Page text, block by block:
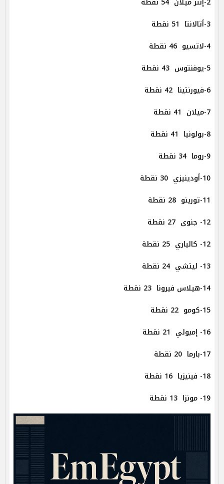
3-أتالانتا 51 نقطة
4-لاتسيو 46 نقطة
5-يوفنتوس 43 نقطة
6-فيورنتينا 42 نقطة
7-ميلان 41 نقطة
8-بولونيا 41 نقطة
9-روما 34 نقطة
10-أودينيزي 30 نقطة
11-تورينو 28 نقطة
12- جنوى 27 نقطة
12- كالياري 25 نقطة
13- ليتشي 24 نقطة
14-هيلاس فيرونا 23 نقطة
15-كومو 22 نقطة
16- إمبولي 21 نقطة
17-بارما 20 نقطة
18- فينيزيا 16 نقطة
19- مونزا 13 نقطة